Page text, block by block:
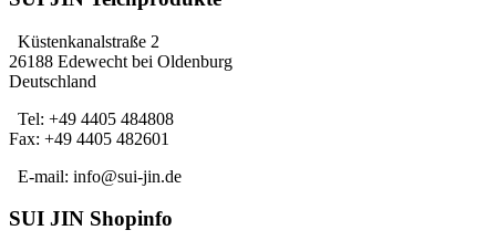
Küstenkanalstraße 2
26188 Edewecht bei Oldenburg
Deutschland
Tel: +49 4405 484808
Fax: +49 4405 482601
E-mail: info@sui-jin.de
SUI JIN Shopinfo